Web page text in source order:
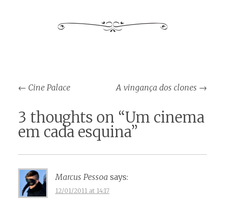
Post
navigation
← Cine Palace A vingança dos clones →
3 thoughts on “Um cinema
em cada esquina”
Marcus Pessoa says:
12/01/2011 at 14:17